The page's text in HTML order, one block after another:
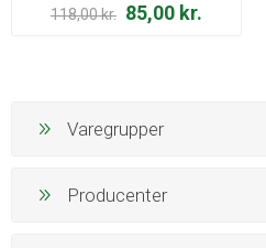
118,00 kr. 85,00 kr.
Varegrupper
Producenter